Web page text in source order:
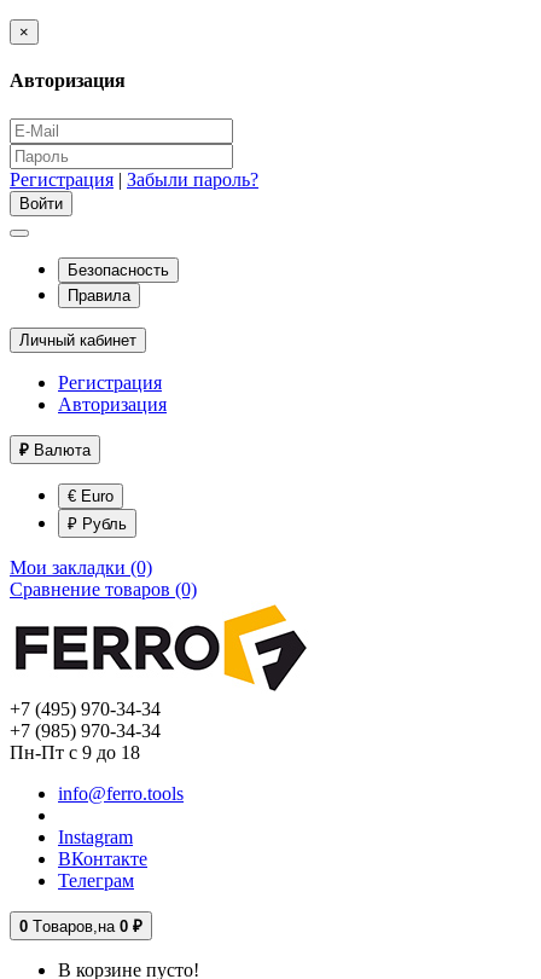
×
Авторизация
Регистрация | Забыли пароль?
Безопасность
Правила
Личный кабинет
Регистрация
Авторизация
₽ Валюта
€ Euro
₽ Рубль
Мои закладки (0)
Сравнение товаров (0)
+7 (495) 970-34-34
+7 (985) 970-34-34
Пн-Пт с 9 до 18
info@ferro.tools
Instagram
ВКонтакте
Телеграм
0 Tоваров, на 0 ₽
В корзине пусто!